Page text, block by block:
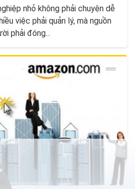
nhỏ không phải chuyện dễ
việc phải quản lý, mà nguồn
phải đóng...